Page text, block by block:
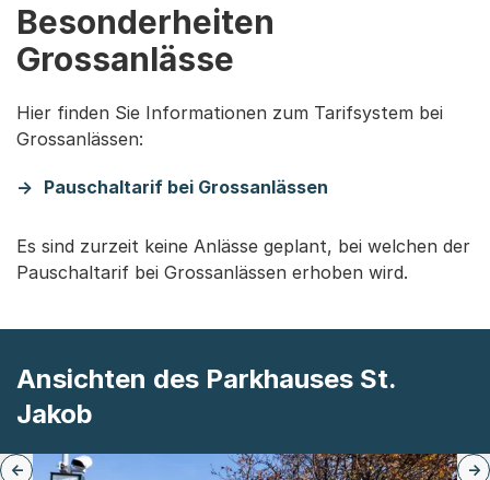
Besonderheiten
Grossanlässe
Hier finden Sie Informationen zum Tarifsystem bei
Grossanlässen:
Pauschaltarif bei Grossanlässen
Es sind zurzeit keine Anlässe geplant, bei welchen der
Pauschaltarif bei Grossanlässen erhoben wird.
Ansichten des Parkhauses St.
Jakob